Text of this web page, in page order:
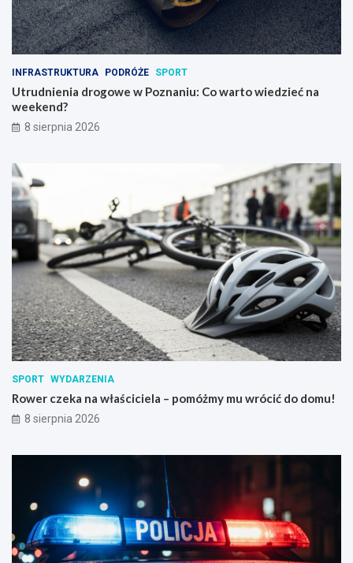
INFRASTRUKTURA PODRÓŻE SPORT
Utrudnienia drogowe w Poznaniu: Co warto wiedzieć na
weekend?
8 sierpnia 2026
SPORT WYDARZENIA
Rower czeka na właściciela – pomóżmy mu wrócić do domu!
8 sierpnia 2026